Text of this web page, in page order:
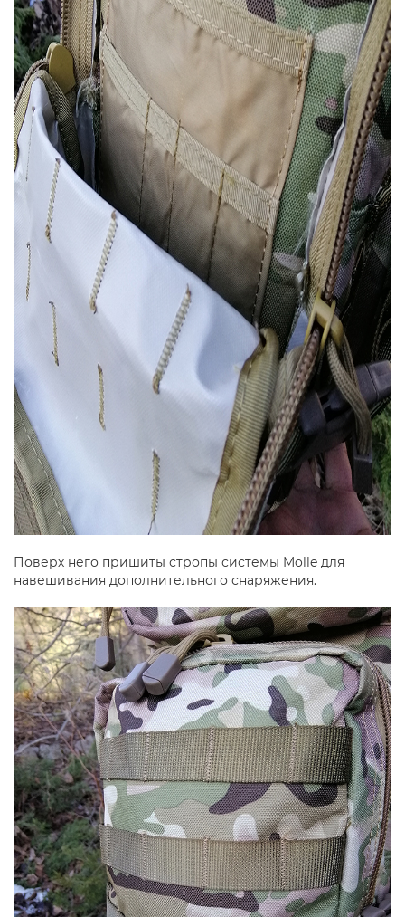
Поверх него пришиты стропы системы Molle для
навешивания дополнительного снаряжения.